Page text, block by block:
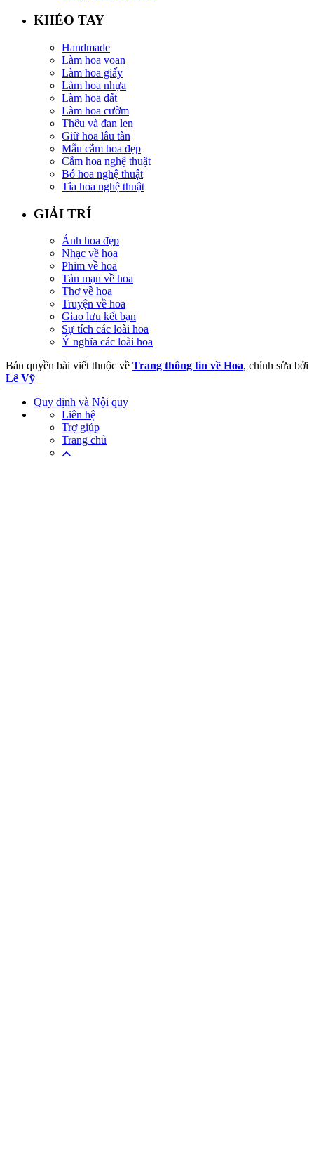
KHÉO TAY
Handmade
Làm hoa voan
Làm hoa giấy
Làm hoa nhựa
Làm hoa đất
Làm hoa cườm
Thêu và đan len
Giữ hoa lâu tàn
Mẫu cắm hoa đẹp
Cắm hoa nghệ thuật
Bó hoa nghệ thuật
Tỉa hoa nghệ thuật
GIẢI TRÍ
Ảnh hoa đẹp
Nhạc về hoa
Phim về hoa
Tản mạn về hoa
Thơ về hoa
Truyện về hoa
Giao lưu kết bạn
Sự tích các loài hoa
Ý nghĩa các loài hoa
Bản quyền bài viết thuộc về Trang thông tin về Hoa, chỉnh sửa bởi
Lê Vỹ
Quy định và Nội quy
Liên hệ
Trợ giúp
Trang chủ